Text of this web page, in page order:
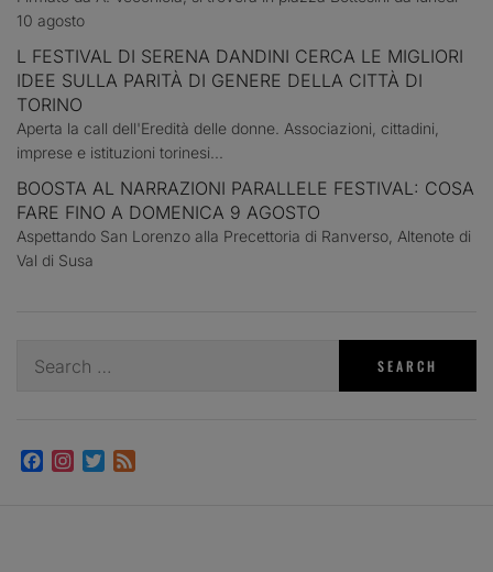
10 agosto
L FESTIVAL DI SERENA DANDINI CERCA LE MIGLIORI
IDEE SULLA PARITÀ DI GENERE DELLA CITTÀ DI
TORINO
Aperta la call dell'Eredità delle donne. Associazioni, cittadini,
imprese e istituzioni torinesi...
BOOSTA AL NARRAZIONI PARALLELE FESTIVAL: COSA
FARE FINO A DOMENICA 9 AGOSTO
Aspettando San Lorenzo alla Precettoria di Ranverso, Altenote di
Val di Susa
for:
Facebook
Instagram
Twitter